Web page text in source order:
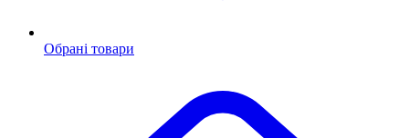
Обрані товари